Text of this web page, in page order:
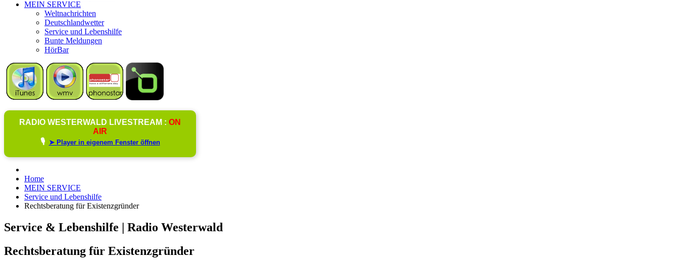
MEIN SERVICE
Weltnachrichten
Deutschlandwetter
Service und Lebenshilfe
Bunte Meldungen
HörBar
RADIO WESTERWALD LIVESTREAM : ON
AIR
🎙️ ➤ Player in eigenem Fenster öffnen
Home
MEIN SERVICE
Service und Lebenshilfe
Rechtsberatung für Existenzgründer
Service & Lebenshilfe | Radio Westerwald
Rechtsberatung für Existenzgründer